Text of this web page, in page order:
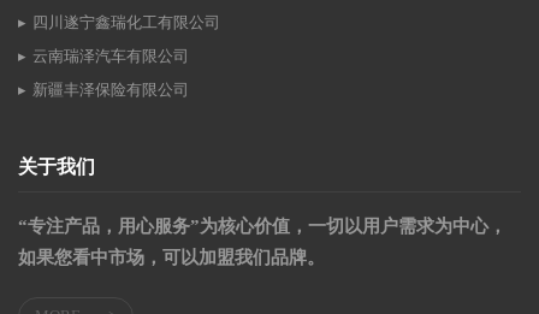
四川遂宁鑫瑞化工有限公司
云南瑞泽汽车有限公司
新疆丰泽保险有限公司
关于我们
“专注产品，用心服务”为核心价值，一切以用户需求为中心，
如果您看中市场，可以加盟我们品牌。